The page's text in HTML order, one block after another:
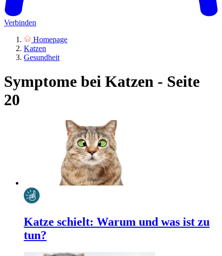
Verbinden
Homepage
Katzen
Gesundheit
Symptome bei Katzen - Seite
20
Katze schielt: Warum und was ist zu
tun?